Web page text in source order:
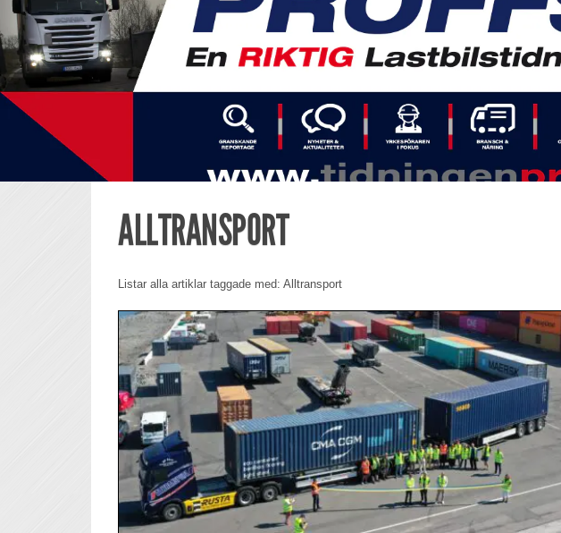
ALLTRANSPORT
Listar alla artiklar taggade med: Alltransport